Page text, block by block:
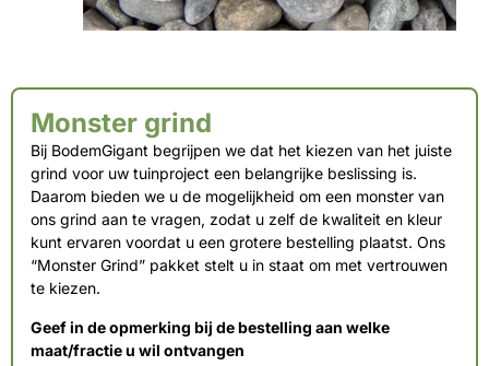
Monster grind
Bij BodemGigant begrijpen we dat het kiezen van het juiste
grind voor uw tuinproject een belangrijke beslissing is.
Daarom bieden we u de mogelijkheid om een monster van
ons grind aan te vragen, zodat u zelf de kwaliteit en kleur
kunt ervaren voordat u een grotere bestelling plaatst. Ons
“Monster Grind” pakket stelt u in staat om met vertrouwen
te kiezen.
Geef in de opmerking bij de bestelling aan welke
maat/fractie u wil ontvangen